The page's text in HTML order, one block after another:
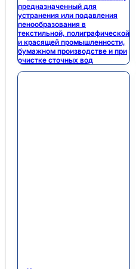
предназначенный для
устранения или подавления
пенообразования в
текстильной, полиграфической
и красящей промышленности,
бумажном производстве и при
очистке сточных вод